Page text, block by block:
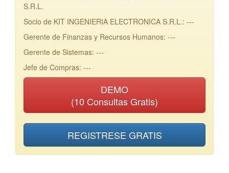
S.R.L.
Socio de KIT INGENIERIA ELECTRONICA S.R.L.: ---
Gerente de Finanzas y Recursos Humanos: ---
Gerente de Sistemas: ---
Jefe de Compras: ---
DEMO
(10 Consultas Gratis)
REGISTRESE GRATIS